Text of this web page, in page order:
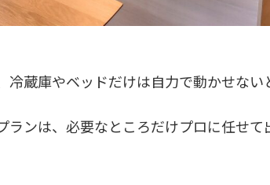
蔵庫やベッドだけは自力で動かせない
ランは、必要なところだけプロに任せ